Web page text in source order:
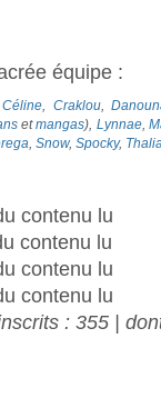
équipe :
Céline, Craklou,
etmangas), Lynnae,
, Snow, Spocky,
contenu lu
contenu lu
contenu lu
contenu lu
: 355 |